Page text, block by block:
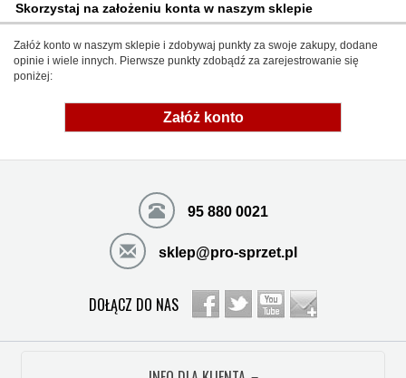
Skorzystaj na założeniu konta w naszym sklepie
Załóż konto w naszym sklepie i zdobywaj punkty za swoje zakupy, dodane
opinie i wiele innych. Pierwsze punkty zdobądź za zarejestrowanie się
poniżej:
Załóż konto
95 880 0021
sklep@pro-sprzet.pl
DOŁĄCZ DO NAS